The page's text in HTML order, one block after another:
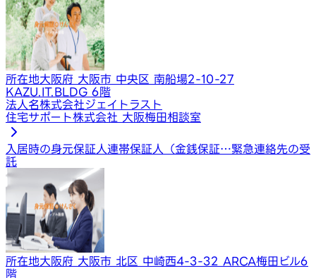
所在地大阪府 大阪市 中央区 南船場2-10-27
KAZU.IT.BLDG 6階
法人名株式会社ジェイトラスト
住宅サポート株式会社 大阪梅田相談室
入居時の身元保証人連帯保証人（金銭保証…緊急連絡先の受
託
所在地大阪府 大阪市 北区 中崎西4-3-32 ARCA梅田ビル6
階